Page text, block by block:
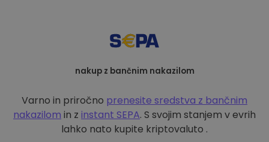
nakup z bančnim nakazilom
Varno in priročno prenesite sredstva z bančnim
nakazilom in z instant SEPA. S svojim stanjem v evrih
lahko nato kupite kriptovaluto .